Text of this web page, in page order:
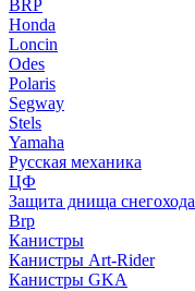
BRP
Honda
Loncin
Odes
Polaris
Segway
Stels
Yamaha
Русская механика
ЦФ
Защита днища снегохода
Brp
Канистры
Канистры Art-Rider
Канистры GKA